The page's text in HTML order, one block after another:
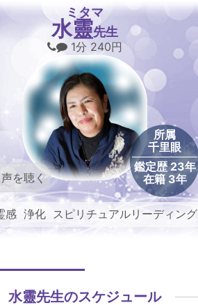
ミタマ
水靈先生
声を聴く
所属
千里眼
鑑定歴 23年
在籍 3年
感 浄化 スピリチュアルリーディング
1分 240円
水靈先生のスケジュール